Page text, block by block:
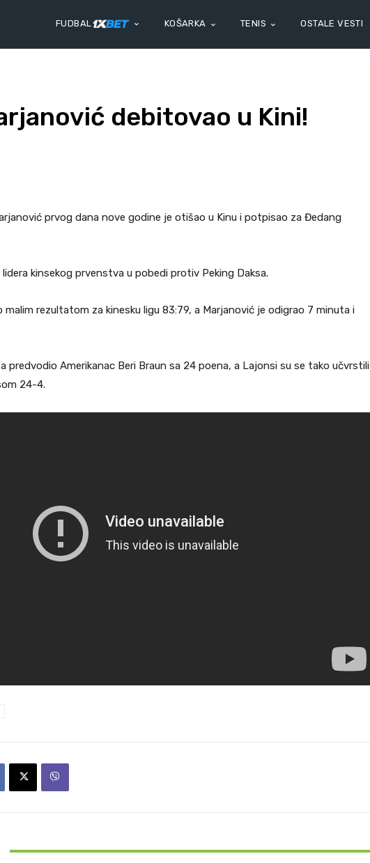
FUDBAL KOŠARKA TENIS OSTALE VESTI
debitovao u Kini!
prvog dana nove godine je otišao u Kinu i potpisao za Đedang
kinsekog prvenstva u pobedi protiv Peking Daksa.
malim rezultatom za kinesku ligu 83:79, a Marjanović je odigrao 7 minuta i
predvodio Amerikanac Beri Braun sa 24 poena, a Lajonsi su se tako učvrstili
24-4.